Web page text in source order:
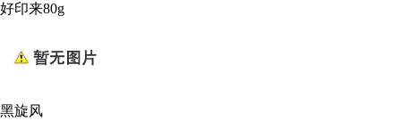
好印来80g
黑旋风